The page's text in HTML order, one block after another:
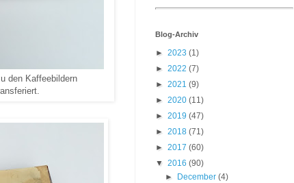
den Kaffeebildern
Blog-Archiv
► 2023 (1)
► 2022 (7)
► 2021 (9)
► 2020 (11)
► 2019 (47)
► 2018 (71)
► 2017 (60)
▼ 2016 (90)
►
December(4)